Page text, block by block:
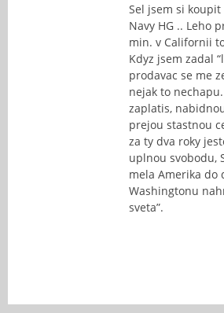
Sel jsem si
Navy HG .. Leho
min. v Californii
Kdyz jsem zadal
prodavac se me
nejak to
zaplatis,
prejou stastnou
za ty dva roky
uplnou svobodu,
mela Amerika do
Washingtonu
sveta”.